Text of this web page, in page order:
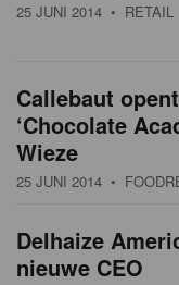
25 JUNI 2014 • RETAIL
Callebaut opent
‘Chocolate
Wieze
25 JUNI 2014 •
Delhaize
nieuwe CEO